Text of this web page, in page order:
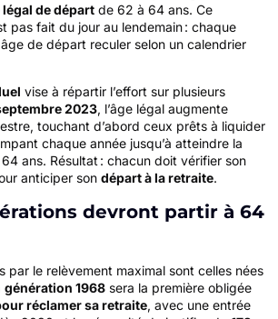
de départ de 62 à 64 ans. Ce
pas fait du jour au lendemain : chaque
de départ reculer selon un calendrier
vise à répartir l’effort sur plusieurs
2023, l’âge légal augmente
touchant d’abord ceux prêts à liquider
chaque année jusqu’à atteindre la
ans. Résultat : chacun doit vérifier son
anticiper son départ à la retraite.
devront partir à 64
par le relèvement maximal sont celles nées
génération 1968 sera la première obligée
réclamer sa retraite, avec une entrée